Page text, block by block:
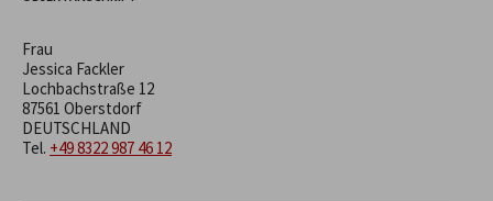
Frau
Jessica Fackler
Lochbachstraße 12
87561 Oberstdorf
DEUTSCHLAND
Tel. +49 8322 987 46 12